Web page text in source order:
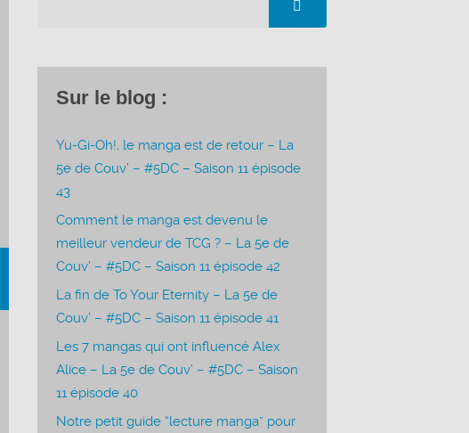
Sur le blog :
Yu-Gi-Oh!, le manga est de retour – La
5e de Couv’ – #5DC – Saison 11 épisode
43
Comment le manga est devenu le
meilleur vendeur de TCG ? – La 5e de
Couv’ – #5DC – Saison 11 épisode 42
La fin de To Your Eternity – La 5e de
Couv’ – #5DC – Saison 11 épisode 41
Les 7 mangas qui ont influencé Alex
Alice – La 5e de Couv’ – #5DC – Saison
11 épisode 40
Notre petit guide “lecture manga” pour